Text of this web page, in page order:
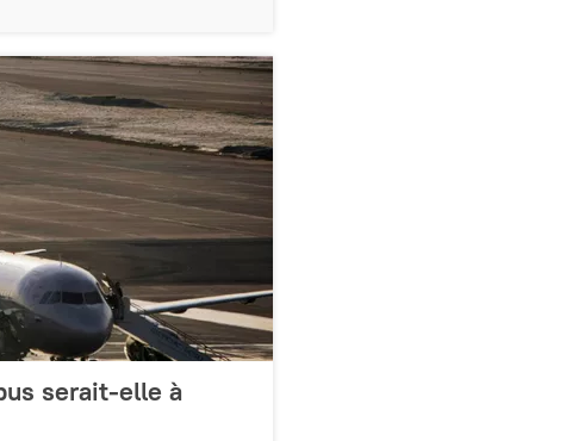
serait-elle à